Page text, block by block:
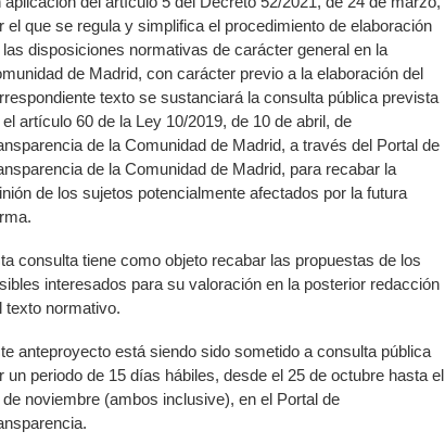
el que se regula y simplifica el procedimiento de elaboración
las disposiciones normativas de carácter general en la
de Madrid, con carácter previo a la elaboración del
texto se sustanciará la consulta pública prevista
el artículo 60 de la Ley 10/2019, de 10 de abril, de
de la Comunidad de Madrid, a través del Portal de
de la Comunidad de Madrid, para recabar la
de los sujetos potencialmente afectados por la futura
consulta tiene como objeto recabar las propuestas de los
interesados para su valoración en la posterior redacción
texto normativo.
anteproyecto está siendo sido sometido a consulta pública
un periodo de 15 días hábiles, desde el 25 de octubre hasta el
de noviembre (ambos inclusive), en el Portal de